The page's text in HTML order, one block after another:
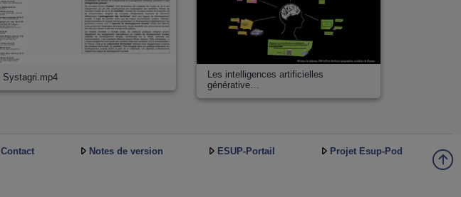
Systagri.mp4
Les intelligences artificielles
générative…
Contact Notes de version ESUP-Portail Projet Esup-Pod